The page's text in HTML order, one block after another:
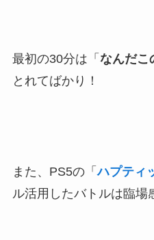
最初の30分は「 なんだこ
とれてばかり！
また、PS5の「ハプティ
ル活用したバトルは臨場